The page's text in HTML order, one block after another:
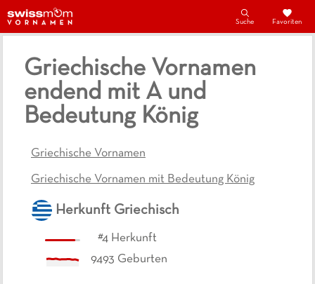
Suche Favoriten
Griechische Vornamen
endend mit A und
Bedeutung König
Griechische Vornamen
Griechische Vornamen mit Bedeutung König
Herkunft Griechisch
#4 Herkunft
9493 Geburten